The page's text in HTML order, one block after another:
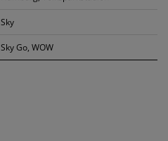
Sky
Sky Go, WOW